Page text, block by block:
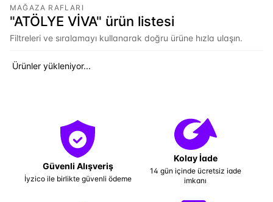
MAĞAZA RAFLARI
"ATÖLYE VİVA" ürün listesi
Filtreleri ve sıralamayı kullanarak doğru ürüne hızla ulaşın.
Ürünler yükleniyor...
Güvenli Alışveriş
İyzico ile birlikte güvenli ödeme
Kolay İade
14 gün içinde ücretsiz iade
imkanı